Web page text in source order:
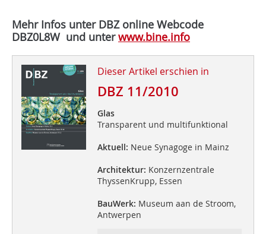
Mehr Infos unter DBZ online Webcode
DBZ0L8Wund unterwww.bine.info
Dieser Artikel erschien in
DBZ 11/2010
Glas
Transparent und multifunktional
Aktuell: Neue Synagoge in Mainz
Architektur: Konzernzentrale
ThyssenKrupp, Essen
BauWerk: Museum aan de Stroom,
Antwerpen